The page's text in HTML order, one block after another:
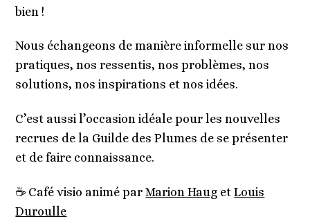
bien !
Nous échangeons de manière informelle sur nos
pratiques, nos ressentis, nos problèmes, nos
solutions, nos inspirations et nos idées.
C’est aussi l’occasion idéale pour les nouvelles
recrues de la Guilde des Plumes de se présenter
et de faire connaissance.
☕ Café visio animé parMarion Haug etLouis
Duroulle